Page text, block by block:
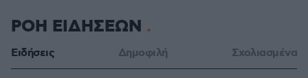
ΡΟΗ ΕΙΔΗΣΕΩΝ
Ειδήσεις Δημοφιλή Σχολιασμένα